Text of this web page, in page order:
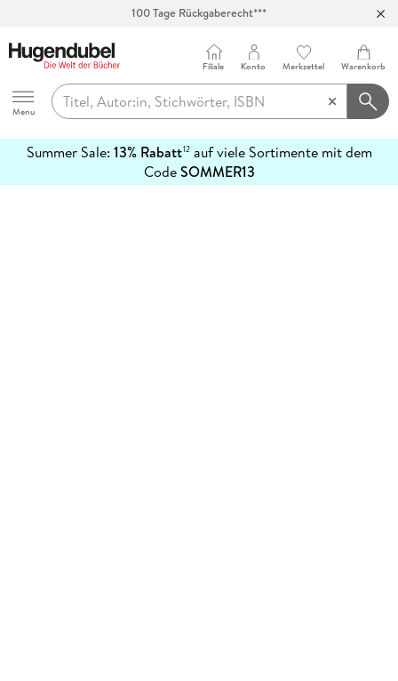
100 Tage Rückgaberecht***
Hugendubel
Menu
Filiale Konto Merkzettel Warenkorb
Summer Sale: 13% Rabatt12auf viele Sortimente mit dem
CodeSOMMER13
erfahren